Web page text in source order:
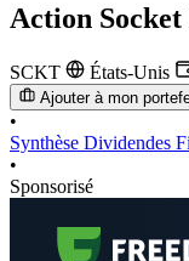
Action
SCKT États-Unis
Ajouter à mon
•
Synthèse Dividendes
•
Sponsorisé